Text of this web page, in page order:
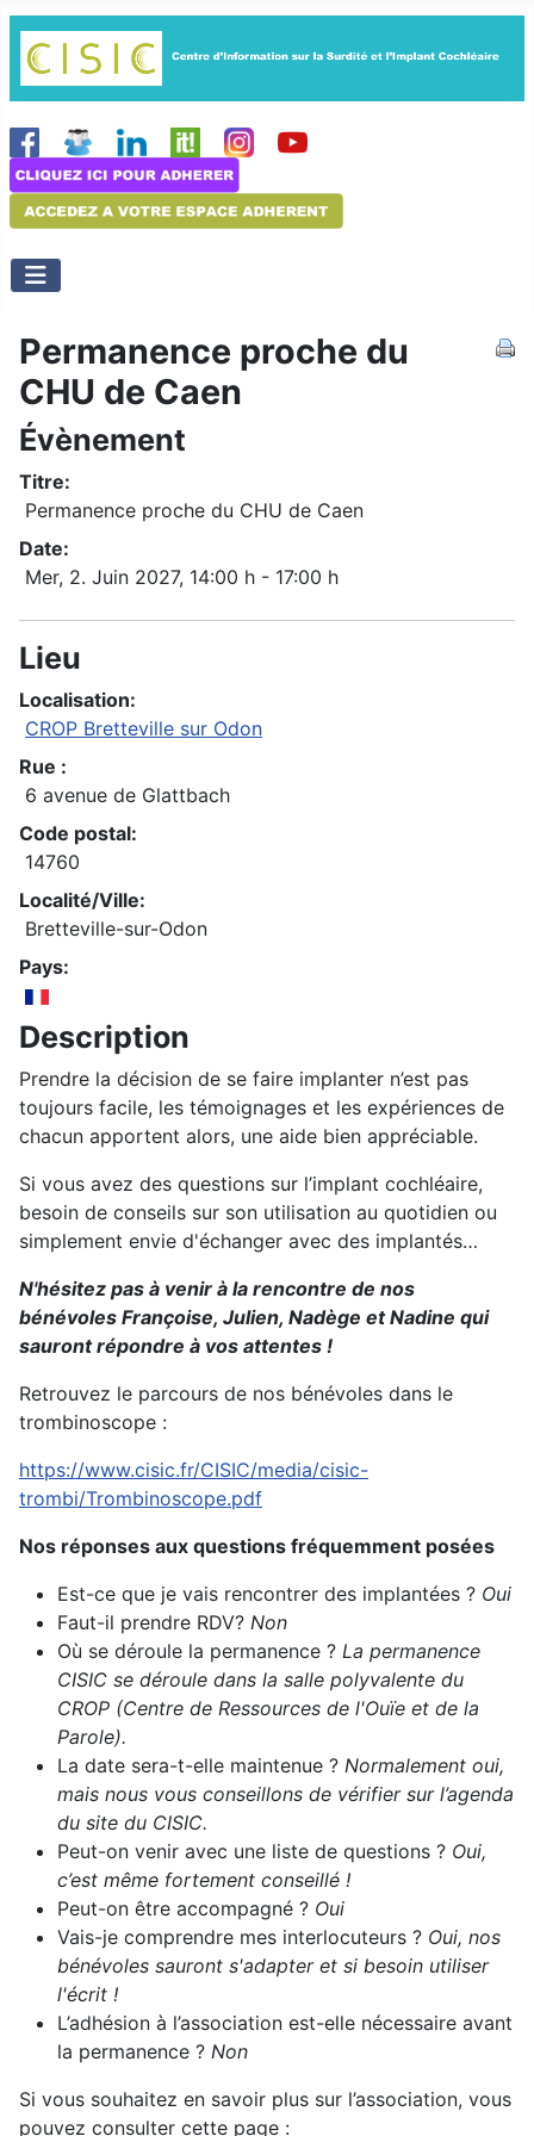
Permanence proche du
CHU de Caen
Évènement
Titre:
Permanence proche du CHU de Caen
Date:
Mer, 2. Juin 2027, 14:00 h - 17:00 h
Lieu
Localisation:
CROP Bretteville sur Odon
Rue :
6 avenue de Glattbach
Code postal:
14760
Localité/Ville:
Bretteville-sur-Odon
Pays:
Description
Prendre la décision de se faire implanter n’est pas
toujours facile, les témoignages et les expériences de
chacun apportent alors, une aide bien appréciable.
Si vous avez des questions sur l’implant cochléaire,
besoin de conseils sur son utilisation au quotidien ou
simplement envie d'échanger avec des implantés…
N'hésitez pas à venir à la rencontre de nos
bénévoles Françoise, Julien, Nadège et Nadine qui
sauront répondre à vos attentes !
Retrouvez le parcours de nos bénévoles dans le
trombinoscope :
https://www.cisic.fr/CISIC/media/cisic-
trombi/Trombinoscope.pdf
Nos réponses aux questions fréquemment posées
Est-ce que je vais rencontrer des implantées ? Oui
Faut-il prendre RDV? Non
Où se déroule la permanence ? La permanence
CISIC se déroule dans la salle polyvalente du
CROP (Centre de Ressources de l'Ouïe et de la
Parole).
La date sera-t-elle maintenue ? Normalement oui,
mais nous vous conseillons de vérifier sur l’agenda
du site du CISIC.
Peut-on venir avec une liste de questions ? Oui,
c’est même fortement conseillé !
Peut-on être accompagné ? Oui
Vais-je comprendre mes interlocuteurs ? Oui, nos
bénévoles sauront s'adapter et si besoin utiliser
l'écrit !
L’adhésion à l’association est-elle nécessaire avant
la permanence ? Non
Si vous souhaitez en savoir plus sur l’association, vous
pouvez consulter cette page :